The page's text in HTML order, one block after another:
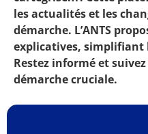
les actualités et les
démarche. L’ANTS
explicatives, simplifiant
Restez informé et
démarche cruciale.